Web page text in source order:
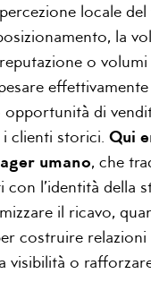
locale del
la
o
opportunità di
clienti storici. Qui
umano, che
con l’identità della
il ricavo,
costruire
visibilità o